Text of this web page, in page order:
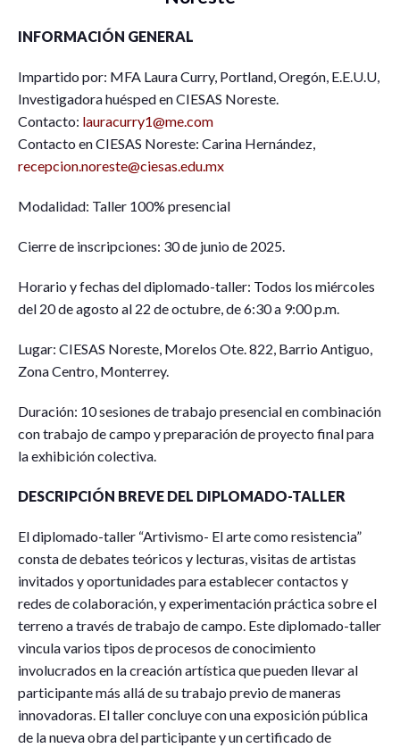
INFORMACIÓN GENERAL
Impartido por: MFA Laura Curry, Portland, Oregón, E.E.U.U,
Investigadora huésped en CIESAS Noreste.
Contacto: lauracurry1@me.com
Contacto en CIESAS Noreste: Carina Hernández,
recepcion.noreste@ciesas.edu.mx
Modalidad: Taller 100% presencial
Cierre de inscripciones: 30 de junio de 2025.
Horario y fechas del diplomado-taller: Todos los miércoles
del 20 de agosto al 22 de octubre, de 6:30 a 9:00 p.m.
Lugar: CIESAS Noreste, Morelos Ote. 822, Barrio Antiguo,
Zona Centro, Monterrey.
Duración: 10 sesiones de trabajo presencial en combinación
con trabajo de campo y preparación de proyecto final para
la exhibición colectiva.
DESCRIPCIÓN BREVE DEL DIPLOMADO-TALLER
El diplomado-taller “Artivismo- El arte como resistencia”
consta de debates teóricos y lecturas, visitas de artistas
invitados y oportunidades para establecer contactos y
redes de colaboración, y experimentación práctica sobre el
terreno a través de trabajo de campo. Este diplomado-taller
vincula varios tipos de procesos de conocimiento
involucrados en la creación artística que pueden llevar al
participante más allá de su trabajo previo de maneras
innovadoras. El taller concluye con una exposición pública
de la nueva obra del participante y un certificado de